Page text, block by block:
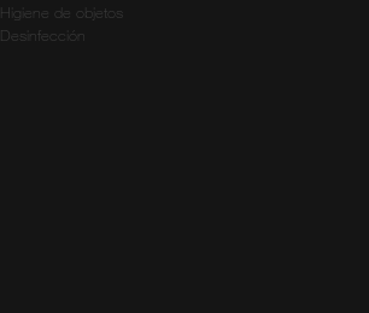
Higiene de objetos
Desinfección